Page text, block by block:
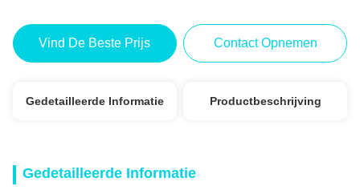
Vind De Beste Prijs Contact Opnemen
Gedetailleerde Informatie Productbeschrijving
Gedetailleerde Informatie